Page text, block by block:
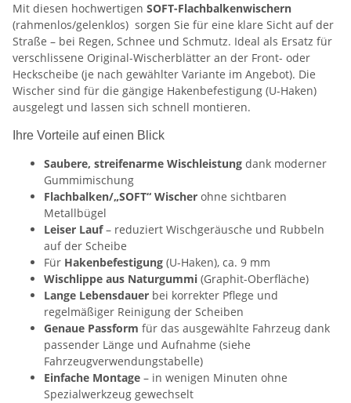
Mit diesen hochwertigen SOFT-Flachbalkenwischern
(rahmenlos/gelenklos) sorgen Sie für eine klare Sicht auf der
Straße – bei Regen, Schnee und Schmutz. Ideal als Ersatz für
verschlissene Original-Wischerblätter an der Front- oder
Heckscheibe (je nach gewählter Variante im Angebot). Die
Wischer sind für die gängige Hakenbefestigung (U-Haken)
ausgelegt und lassen sich schnell montieren.
Ihre Vorteile auf einen Blick
Saubere, streifenarme Wischleistung dank moderner
Gummimischung
Flachbalken/„SOFT“ Wischer ohne sichtbaren
Metallbügel
Leiser Lauf– reduziert Wischgeräusche und Rubbeln
auf der Scheibe
Für Hakenbefestigung (U-Haken), ca. 9 mm
Wischlippe aus Naturgummi (Graphit-Oberfläche)
Lange Lebensdauer bei korrekter Pflege und
regelmäßiger Reinigung der Scheiben
Genaue Passform für das ausgewählte Fahrzeug dank
passender Länge und Aufnahme (siehe
Fahrzeugverwendungstabelle)
Einfache Montage – in wenigen Minuten ohne
Spezialwerkzeug gewechselt